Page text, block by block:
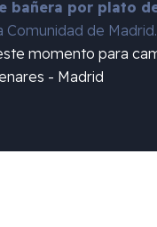
bañera por plato
de Madrid.
momento para
- Madrid